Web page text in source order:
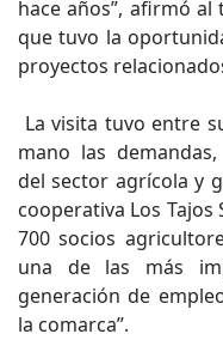
hace años”, afirmó
que tuvo la
proyectos
La visita tuvo entre
mano las
del sector agrícola y
cooperativa Los Tajos
700 socios
una de las más
generación de
la comarca”.